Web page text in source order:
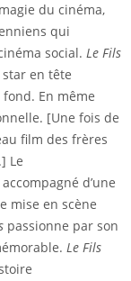
du cinéma,
qui
social. Le Fils
en tête
En même
[Une fois de
film des frères
Le
d’une
mise en scène
passionne par son
Le Fils